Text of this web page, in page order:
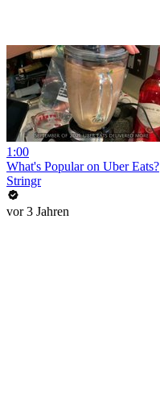
1:00
What's Popular on Uber Eats?
Stringr
vor 3 Jahren